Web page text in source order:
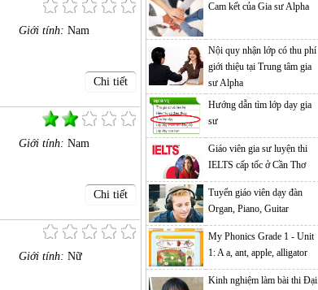
Giới tính: Nam
Chi tiết
Giới tính: Nam
Chi tiết
Giới tính: Nữ
Cam kết của Gia sư Alpha
Nội quy nhận lớp có thu phí
giới thiệu tại Trung tâm gia
sư Alpha
Hướng dẫn tìm lớp dạy gia
sư
Giáo viên gia sư luyện thi
IELTS cấp tốc ở Cần Thơ
Tuyển giáo viên dạy đàn
Organ, Piano, Guitar
My Phonics Grade 1 - Unit
1: A a, ant, apple, alligator
Kinh nghiệm làm bài thi Đại